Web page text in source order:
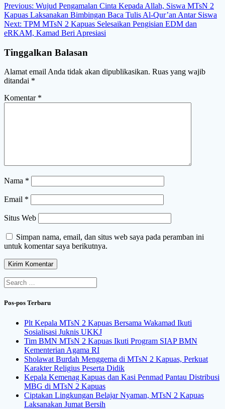
Navigasi
pos
Previous: Previous
post:
Wujud Pengamalan Cinta Kepada Allah, Siswa MTsN 2
Kapuas Laksanakan Bimbingan Baca Tulis Al-Qur’an Antar Siswa
Next: Next
post:
TPM MTsN 2 Kapuas Selesaikan Pengisian EDM dan
eRKAM, Kamad Beri Apresiasi
Tinggalkan Balasan
Alamat email Anda tidak akan dipublikasikan. Ruas yang wajib
ditandai *
Komentar *
Nama *
Email *
Situs Web
Simpan nama, email, dan situs web saya pada peramban ini
untuk komentar saya berikutnya.
Search
for:
Pos-pos Terbaru
Plt Kepala MTsN 2 Kapuas Bersama Wakamad Ikuti
Sosialisasi Juknis UKKJ
Tim BMN MTsN 2 Kapuas Ikuti Program SIAP BMN
Kementerian Agama RI
Sholawat Burdah Menggema di MTsN 2 Kapuas, Perkuat
Karakter Religius Peserta Didik
Kepala Kemenag Kapuas dan Kasi Penmad Pantau Distribusi
MBG di MTsN 2 Kapuas
Ciptakan Lingkungan Belajar Nyaman, MTsN 2 Kapuas
Laksanakan Jumat Bersih